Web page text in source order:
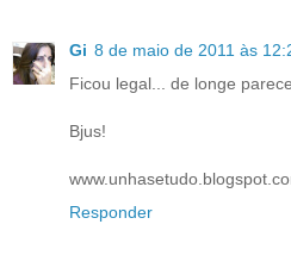
Gi 8 de maio de 2011 às
Ficou legal... de longe
Bjus!
Responder